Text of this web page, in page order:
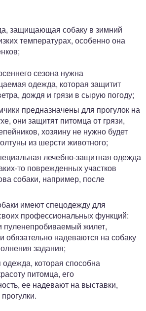
защищающая собаку в зимний
температурах, особенно она
сезона нужна
одежда, которая защитит
дождя и грязи в сырую погоду;
предназначены для прогулок на
они защитят питомца от грязи,
хозяину не нужно будет
из шерсти животного;
лечебно-защитная одежда
то поврежденных участков
собаки, например, после
имеют спецодежду для
профессиональных функций:
пуленепробиваемый жилет,
обязательно надеваются на собаку
задания;
одежда, которая способна
питомца, его
ее надевают на выставки,